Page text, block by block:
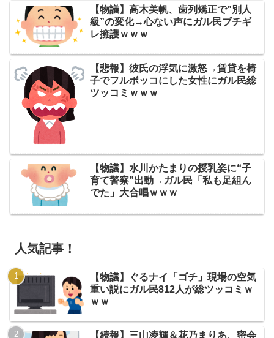
【物議】高木美帆、歯列矯正で”別人
級”の変化→心ない声にガル民ブチギ
レ擁護ｗｗｗ
【悲報】彼氏の浮気に激怒→賃貸を椅
子でフルボッコにした女性にガル民総
ツッコミｗｗｗ
【物議】水川かたまりの授乳姿に“子
育て警察”出動→ガル民「私も足組ん
でた」大合唱ｗｗｗ
人気記事！
【物議】ぐるナイ「ゴチ」現場の空気
重い説にガル民812人が総ツッコミｗ
ｗｗ
【続報】三山凌輝＆花乃まりあ、密会